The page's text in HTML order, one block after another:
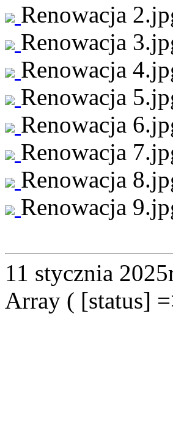
Renowacja
Renowacja
Renowacja
Renowacja
Renowacja
Renowacja
Renowacja
Renowacja
11 stycznia
Array ( [status]